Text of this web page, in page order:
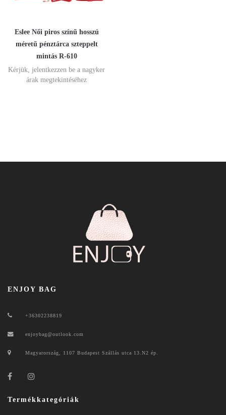
Eslee Női piros színű hosszú
méretű pénztárca szteppelt
mintás R-610
Kérjük, jelentkezzen be a nagyker
árak megtekintéséhez
ENJOY BAG
+36302238819
enjoybag@outlook.com
Magyarország, 1107 Budapest Szállás utca 13.N2 ép.
Termékkategóriák